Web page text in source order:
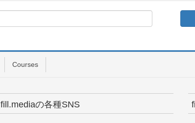
Courses
fill.mediaの各種SNS